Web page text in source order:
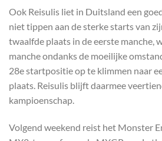
Ook Reisulis liet in Duitsland een
niet tippen aan de sterke starts van
twaalfde plaats in de eerste manche,
manche ondanks de moeilijke
28e startpositie op te klimmen naar
plaats. Reisulis blijft daarmee
kampioenschap.
Volgend weekend reist het Monster